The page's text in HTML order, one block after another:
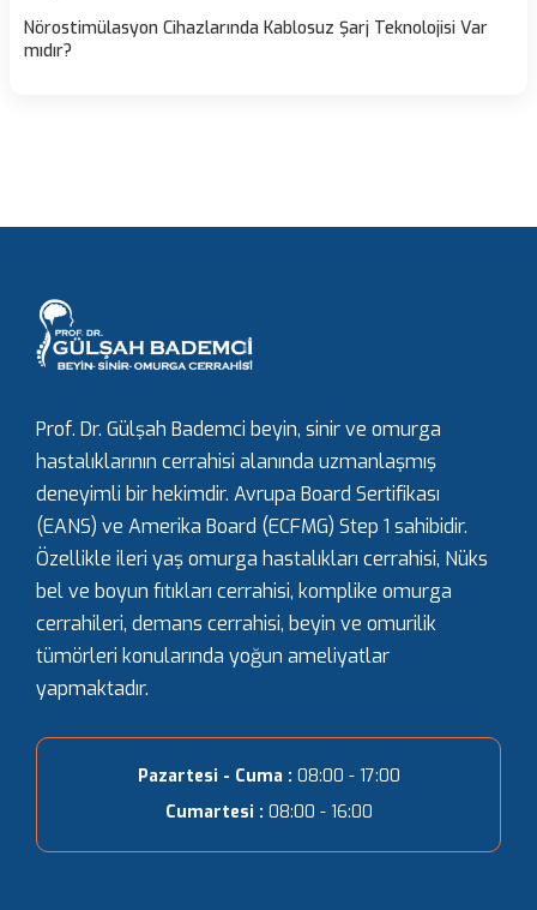
Nörostimülasyon Cihazlarında Kablosuz Şarj Teknolojisi Var
mıdır?
Prof. Dr. Gülşah Bademci beyin, sinir ve omurga
hastalıklarının cerrahisi alanında uzmanlaşmış
deneyimli bir hekimdir. Avrupa Board Sertifikası
(EANS) ve Amerika Board (ECFMG) Step 1 sahibidir.
Özellikle ileri yaş omurga hastalıkları cerrahisi, Nüks
bel ve boyun fıtıkları cerrahisi, komplike omurga
cerrahileri, demans cerrahisi, beyin ve omurilik
tümörleri konularında yoğun ameliyatlar
yapmaktadır.
Pazartesi - Cuma : 08:00 - 17:00
Cumartesi : 08:00 - 16:00